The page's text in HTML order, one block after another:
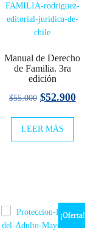
Manual de Derecho
de Familia. 3ra
edición
$55.000 El
original
$52.900El
LEER MÁS
¡Oferta!